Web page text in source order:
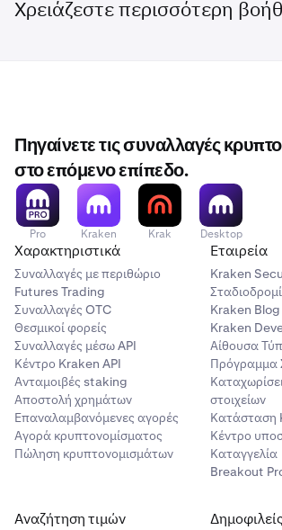
Χρειάζεστε περισσότερη
Πηγαίνετε τις συναλλαγές
στο επόμενο επίπεδο.
Pro Kraken Krak Desktop
Χαρακτηριστικά
Συναλλαγές με περιθώριο
Futures Trading
Συναλλαγές OTC
Θεσμικοί φορείς
Συναλλαγές μέσω API
Κέντρο Kraken API
Ανταμοιβές staking
Αποστολή χρημάτων
Επαναλαμβανόμενες αγορές
Αγορά κρυπτονομίσματος
Πώληση κρυπτονομισμάτων
Εταιρεία
Kraken
Kraken Blog
Kraken
Αίθουσα
Πρόγραμμα
στοιχείων
Κατάσταση
Κέντρο
Καταγγελία
Breakout
Αναζήτηση τιμών